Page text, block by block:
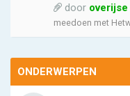
door overijse
meedoen met
ONDERWERPEN